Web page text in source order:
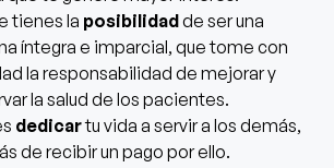
tienes la posibilidadde ser una
íntegra e imparcial, que tome con
la responsabilidad de mejorar y
la salud de los pacientes.
dedicartu vida a servir a los demás,
de recibir un pago por ello.